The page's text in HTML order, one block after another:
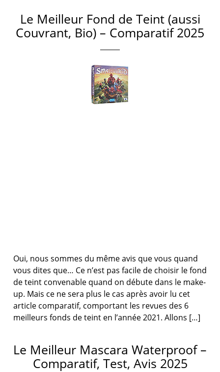
Le Meilleur Fond de Teint (aussi
Couvrant, Bio) – Comparatif 2025
Oui, nous sommes du même avis que vous quand
vous dites que… Ce n’est pas facile de choisir le fond
de teint convenable quand on débute dans le make-
up. Mais ce ne sera plus le cas après avoir lu cet
article comparatif, comportant les revues des 6
meilleurs fonds de teint en l’année 2021. Allons […]
Le Meilleur Mascara Waterproof –
Comparatif, Test, Avis 2025